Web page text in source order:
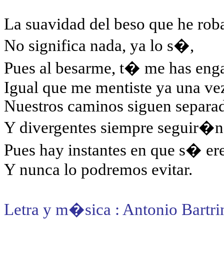
La suavidad del beso que he
No significa nada, ya lo s�,
Pues al besarme, t� me has
Igual que me mentiste ya una
Nuestros caminos siguen
Y divergentes siempre
Pues hay instantes en que s�
Y nunca lo podremos evitar.
Letra y m�sica : Antonio